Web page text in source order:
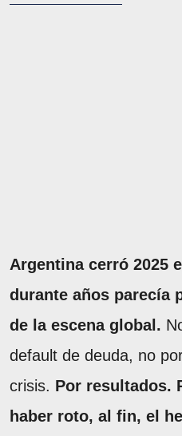
Argentina cerró 2025
durante años parecía
de la escena global.
default de deuda, no
crisis. Por resultados.
haber roto, al fin, el